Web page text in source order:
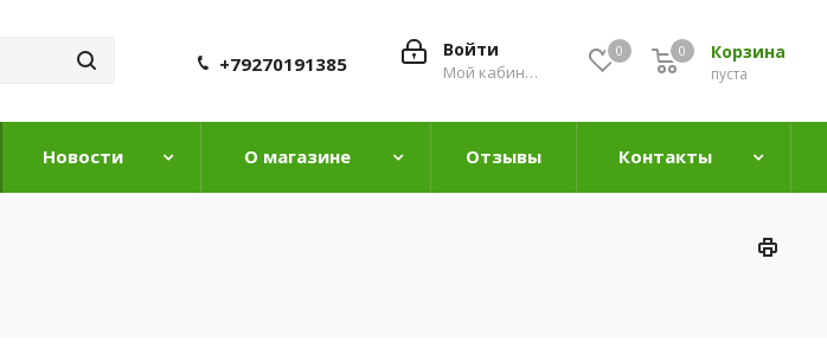
0 Корзина
0
пуста
0
Войти
Мой кабинет
+79270191385
Новости О магазине Отзывы Контакты